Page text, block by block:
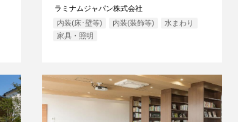
ラミナムジャパン株式会社
内装(床･壁等)
内装(装飾等)
水まわり
家具・照明